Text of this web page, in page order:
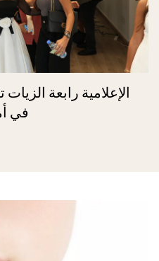
الإعلامية رابعة الزيات
في